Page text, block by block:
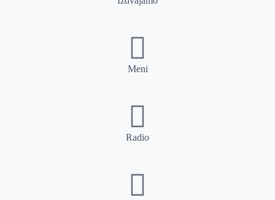
Meni
Radio